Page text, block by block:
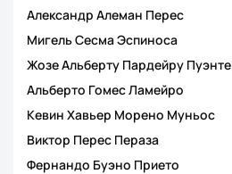
Александр Алеман Перес
Мигель Сесма Эспиноса
Жозе Альберту Пардейру Пуэнте
Альберто Гомес Ламейро
Кевин Хавьер Морено Муньос
Виктор Перес Пераза
Фернандо Буэно Прието